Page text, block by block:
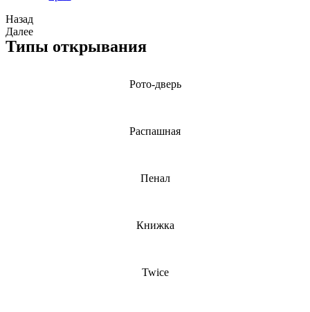
Назад
Далее
Типы открывания
Рото-дверь
Распашная
Пенал
Книжка
Twice